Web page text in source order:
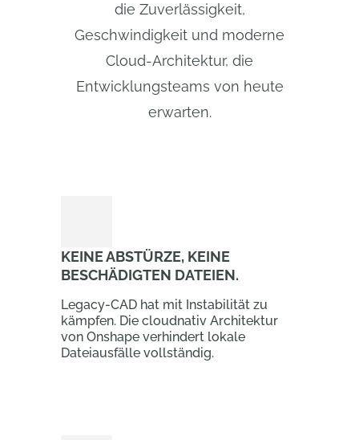
die Zuverlässigkeit,
Geschwindigkeit und moderne
Cloud-Architektur, die
Entwicklungsteams von heute
erwarten.
KEINE ABSTÜRZE, KEINE
BESCHÄDIGTEN DATEIEN.
Legacy-CAD hat mit Instabilität zu
kämpfen. Die cloudnativ Architektur
von Onshape verhindert lokale
Dateiausfälle vollständig.